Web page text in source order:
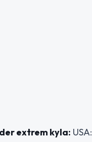
extrem kyla: